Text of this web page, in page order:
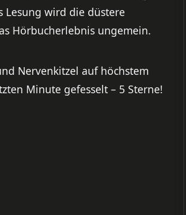
Lesung wird die düstere
Hörbucherlebnis ungemein.
Nervenkitzel auf höchstem
Minute gefesselt – 5 Sterne!